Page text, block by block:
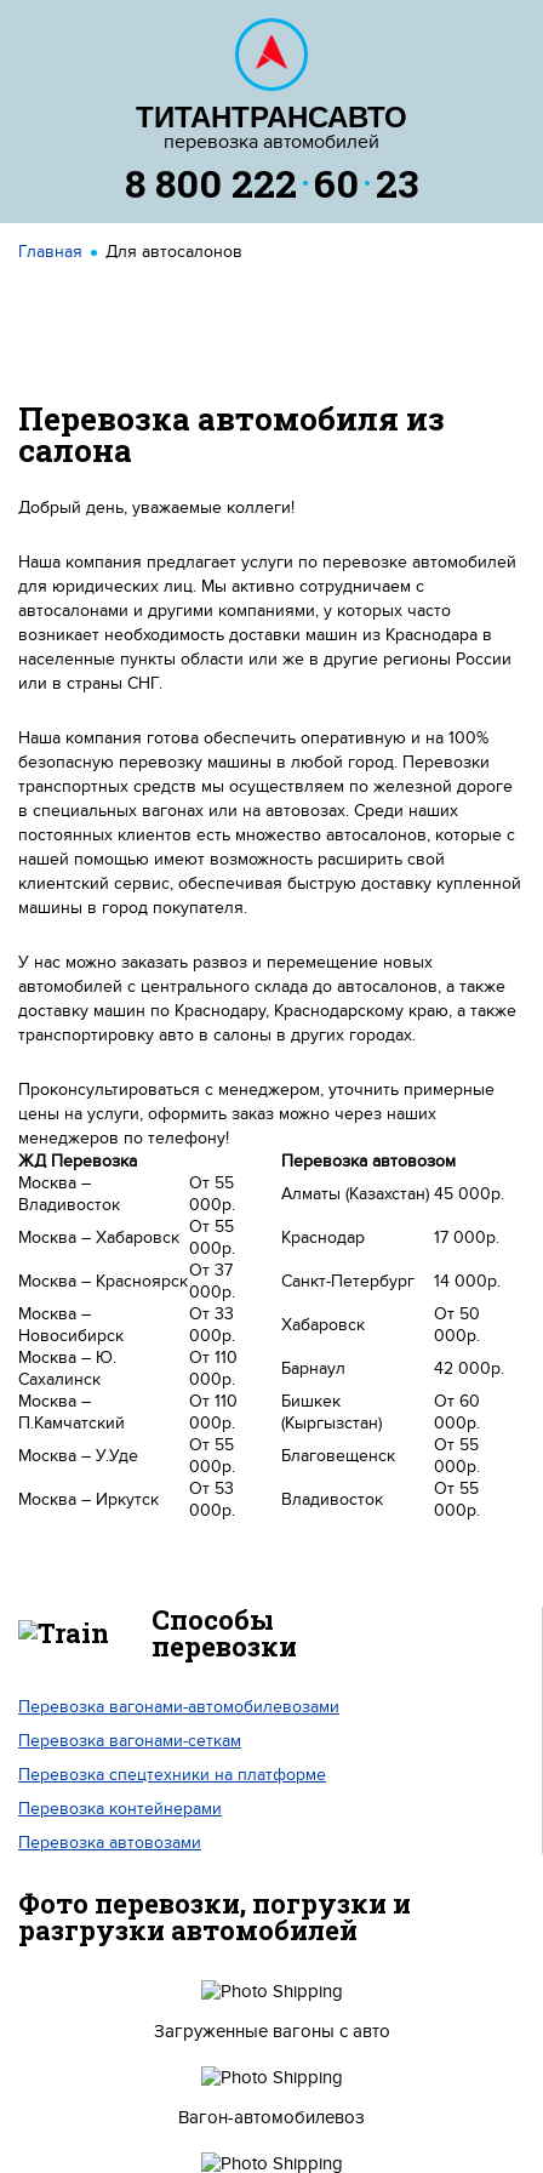
ТИТАНТРАНСАВТО
перевозка автомобилей
8 800 222 60 23
Главная Для автосалонов
Перевозка автомобиля из
салона
Добрый день, уважаемые коллеги!
Наша компания предлагает услуги по перевозке автомобилей
для юридических лиц. Мы активно сотрудничаем с
автосалонами и другими компаниями, у которых часто
возникает необходимость доставки машин из Краснодара в
населенные пункты области или же в другие регионы России
или в страны СНГ.
Наша компания готова обеспечить оперативную и на 100%
безопасную перевозку машины в любой город. Перевозки
транспортных средств мы осуществляем по железной дороге
в специальных вагонах или на автовозах. Среди наших
постоянных клиентов есть множество автосалонов, которые с
нашей помощью имеют возможность расширить свой
клиентский сервис, обеспечивая быструю доставку купленной
машины в город покупателя.
У нас можно заказать развоз и перемещение новых
автомобилей с центрального склада до автосалонов, а также
доставку машин по Краснодару, Краснодарскому краю, а также
транспортировку авто в салоны в других городах.
Проконсультироваться с менеджером, уточнить примерные
цены на услуги, оформить заказ можно через наших
менеджеров по телефону!
ЖД Перевозка
Перевозка автовозом
Москва –
Владивосток
От 55
000р.
Алматы (Казахстан) 45 000р.
Москва – Хабаровск
От 55
000р.
Краснодар 17 000р.
Москва – Красноярск
От 37
000р.
Санкт-Петербург
14 000р.
Москва –
Новосибирск
От 33
000р.
Хабаровск
От 50
000р.
Москва – Ю.
Сахалинск
От 110
000р.
Барнаул
42 000р.
Москва –
П.Камчатский
От 110
000р.
Бишкек
(Кыргызстан)
От 60
000р.
Москва – У.Уде
От 55
000р.
Благовещенск
От 55
000р.
Москва – Иркутск
От 53
000р.
Владивосток
От 55
000р.
Способы
перевозки
Перевозка вагонами-автомобилевозами
Перевозка вагонами-сеткам
Перевозка спецтехники на платформе
Перевозка контейнерами
Перевозка автовозами
Фото перевозки, погрузки и
разгрузки автомобилей
Загруженные вагоны с авто
Вагон-автомобилевоз